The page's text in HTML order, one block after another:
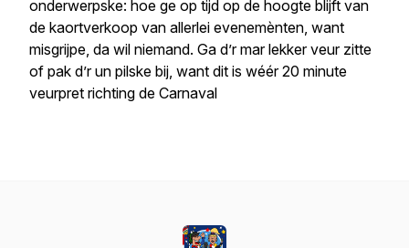
onderwerpske: hoe ge op tijd op de hoogte blijft van
de kaortverkoop van allerlei evenemènten, want
misgrijpe, da wil niemand. Ga d’r mar lekker veur zitte
of pak d’r un pilske bij, want dit is wéér 20 minute
veurpret richting de Carnaval